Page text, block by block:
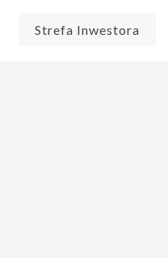
Strefa Inwestora